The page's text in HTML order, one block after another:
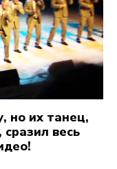
но их танец,
весь